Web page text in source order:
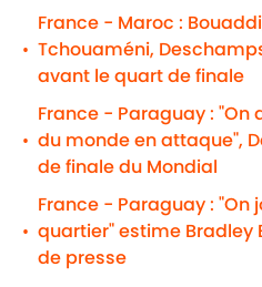
•
France - Maroc :
Tchouaméni,
avant le quart de finale
•
France - Paraguay : "On
du monde en attaque",
de finale du Mondial
•
France - Paraguay : "On
quartier" estime Bradley
de presse